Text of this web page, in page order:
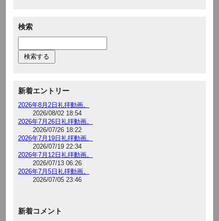
検索
新着エントリー
2026年8月2日礼拝動画。
2026/08/02 18:54
2026年7月26日礼拝動画。
2026/07/26 18:22
2026年7月19日礼拝動画。
2026/07/19 22:34
2026年7月12日礼拝動画。
2026/07/13 06:26
2026年7月5日礼拝動画。
2026/07/05 23:46
新着コメント